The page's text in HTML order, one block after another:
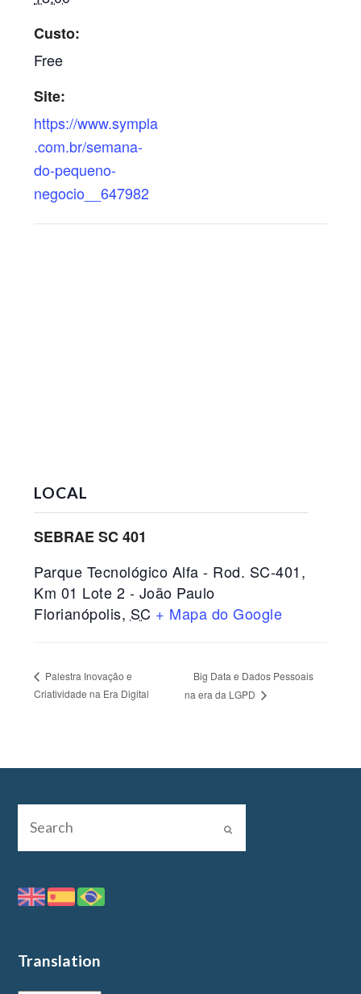
Custo:
Free
Site:
https://www.sympla
.com.br/semana-
do-pequeno-
negocio__647982
LOCAL
SEBRAE SC 401
Parque Tecnológico Alfa - Rod. SC-401,
Km 01 Lote 2 - João Paulo
Florianópolis, SC + Mapa do Google
Palestra Inovação e
Criatividade na Era Digital
Big Data e Dados Pessoais
na era da LGPD
Translation